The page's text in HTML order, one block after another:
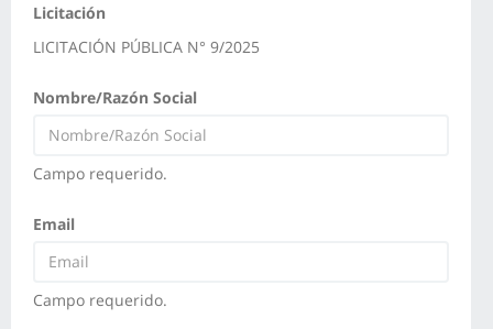
Licitación
LICITACIÓN PÚBLICA N° 9/2025
Nombre/Razón Social
Campo requerido.
Email
Campo requerido.